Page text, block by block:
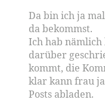
Da bin ich ja
da bekommst.
Ich hab
darüber
kommt, die
klar kann frau
Posts abladen.